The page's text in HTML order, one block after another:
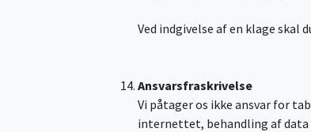
Ved indgivelse af en klage skal
Ansvarsfraskrivelse
Vi påtager os ikke ansvar for
internettet, behandling af data